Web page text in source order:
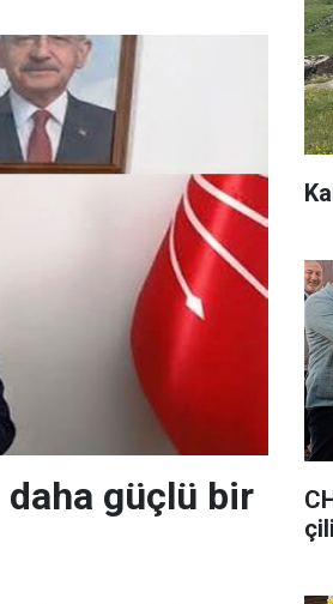
daha güçlü bir